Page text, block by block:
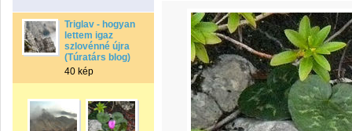
Triglav - hogyan
lettem igaz
szlovénné újra
(Túratárs blog)
40 kép